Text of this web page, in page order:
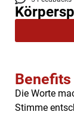
Benefits
Die Worte
Stimme